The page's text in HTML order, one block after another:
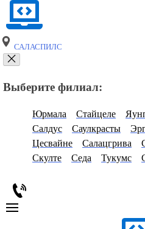
САЛАСПИЛС
Выберите филиал:
Юрмала Стайцеле
Салдус
Саулкрасты
Цесвайне
Салацгрива
Скулте
Седа Тукумс